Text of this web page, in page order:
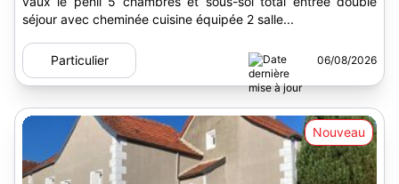
séjour avec cheminée cuisine équipée 2 salle...
Particulier 06/08/2026
Nouveau